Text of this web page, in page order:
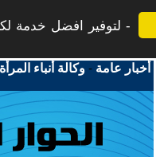
لتوفير افضل خدمة
أخبار عامة -وكالة أنباء المرأة